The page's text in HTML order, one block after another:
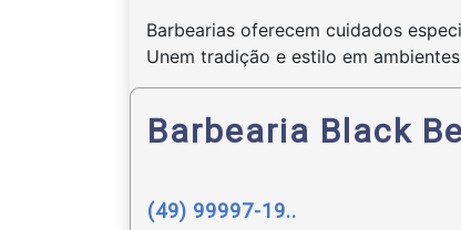
Barbearias oferecem cuidados
Unem tradição e estilo em
Barbearia Black
(49) 99997-19..